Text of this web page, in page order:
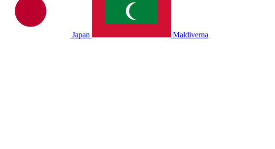
Japan
Maldiverna